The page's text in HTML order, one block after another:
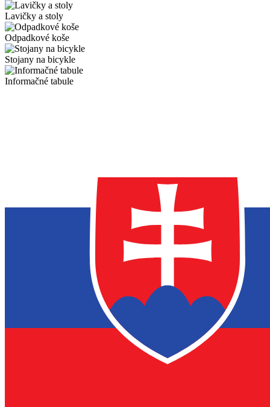
Lavičky a stoly
Odpadkové koše
Stojany na bicykle
Informačné tabule